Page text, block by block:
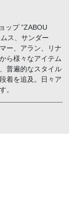
ップ ”ZABOU
ス、サンダー
ー、アラン、リナ
ら様々なアイテム
普遍的なスタイル
着を追及。日々ア
。